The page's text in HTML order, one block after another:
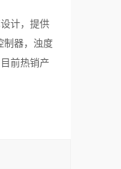
计，提供
制器，浊度
前热销产